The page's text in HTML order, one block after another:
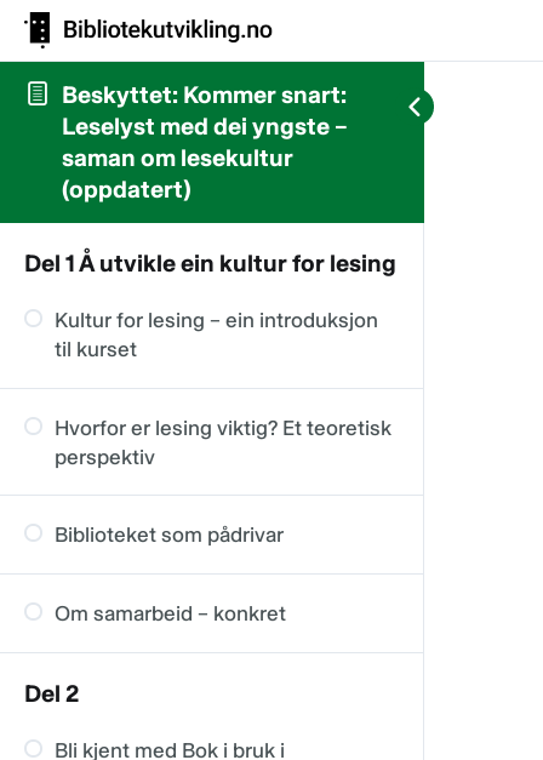
Beskyttet: Kommer snart:
Leselyst med dei yngste –
saman om lesekultur
(oppdatert)
Del 1 Å utvikle ein kultur for lesing
Kultur for lesing – ein introduksjon
til kurset
Hvorfor er lesing viktig? Et teoretisk
perspektiv
Biblioteket som pådrivar
Om samarbeid – konkret
Del 2
Bli kjent med Bok i bruk i